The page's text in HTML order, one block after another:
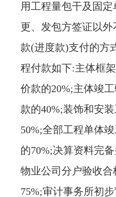
用工程量包干及固
更、发包方签证以
款(进度款)支付的方
程付款如下:主体框
价款的20%;主体竣
款的40%;装饰和安
50%;全部工程单体
的70%;决算资料完
物业公司分户验收
75%;审计事务所初